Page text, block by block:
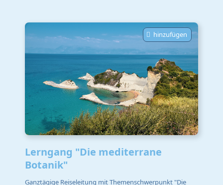
hinzufügen
Lerngang "Die mediterrane
Botanik"
Ganztägige Reiseleitung mit Themenschwerpunkt "Die